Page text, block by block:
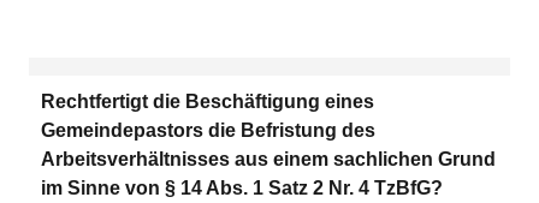
Rechtfertigt die Beschäftigung eines
Gemeindepastors die Befristung des
Arbeitsverhältnisses aus einem sachlichen Grund
im Sinne von § 14 Abs. 1 Satz 2 Nr. 4 TzBfG?